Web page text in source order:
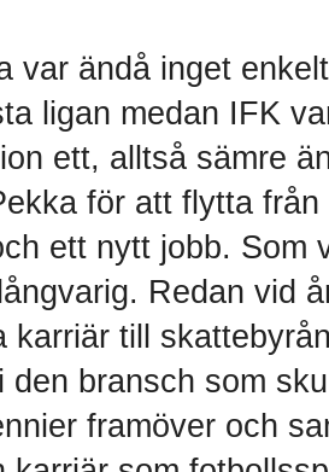
var ändå inget
ligan medan IFK
ett, alltså sämre
för att flytta
ett nytt jobb. Som
Redan vid
karriär till
den bransch som
framöver och